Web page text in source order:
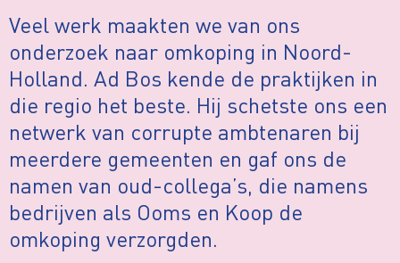
Veel werk maakten we van ons
onderzoek naar omkoping in Noord-
Holland. Ad Bos kende de praktijken in
die regio het beste. Hij schetste ons een
netwerk van corrupte ambtenaren bij
meerdere gemeenten en gaf ons de
namen van oud-collega’s, die namens
bedrijven als Ooms en Koop de
omkoping verzorgden.